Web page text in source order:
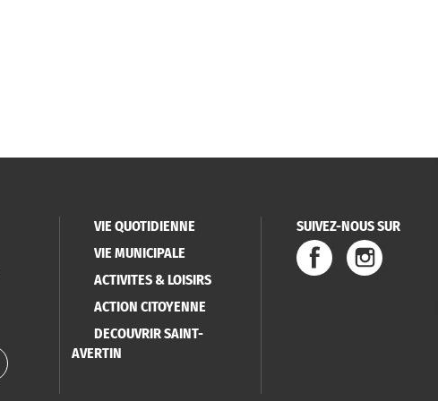
VIE QUOTIDIENNE
VIE MUNICIPALE
ACTIVITES & LOISIRS
ACTION CITOYENNE
DECOUVRIR SAINT-
AVERTIN
SUIVEZ-NOUS SUR